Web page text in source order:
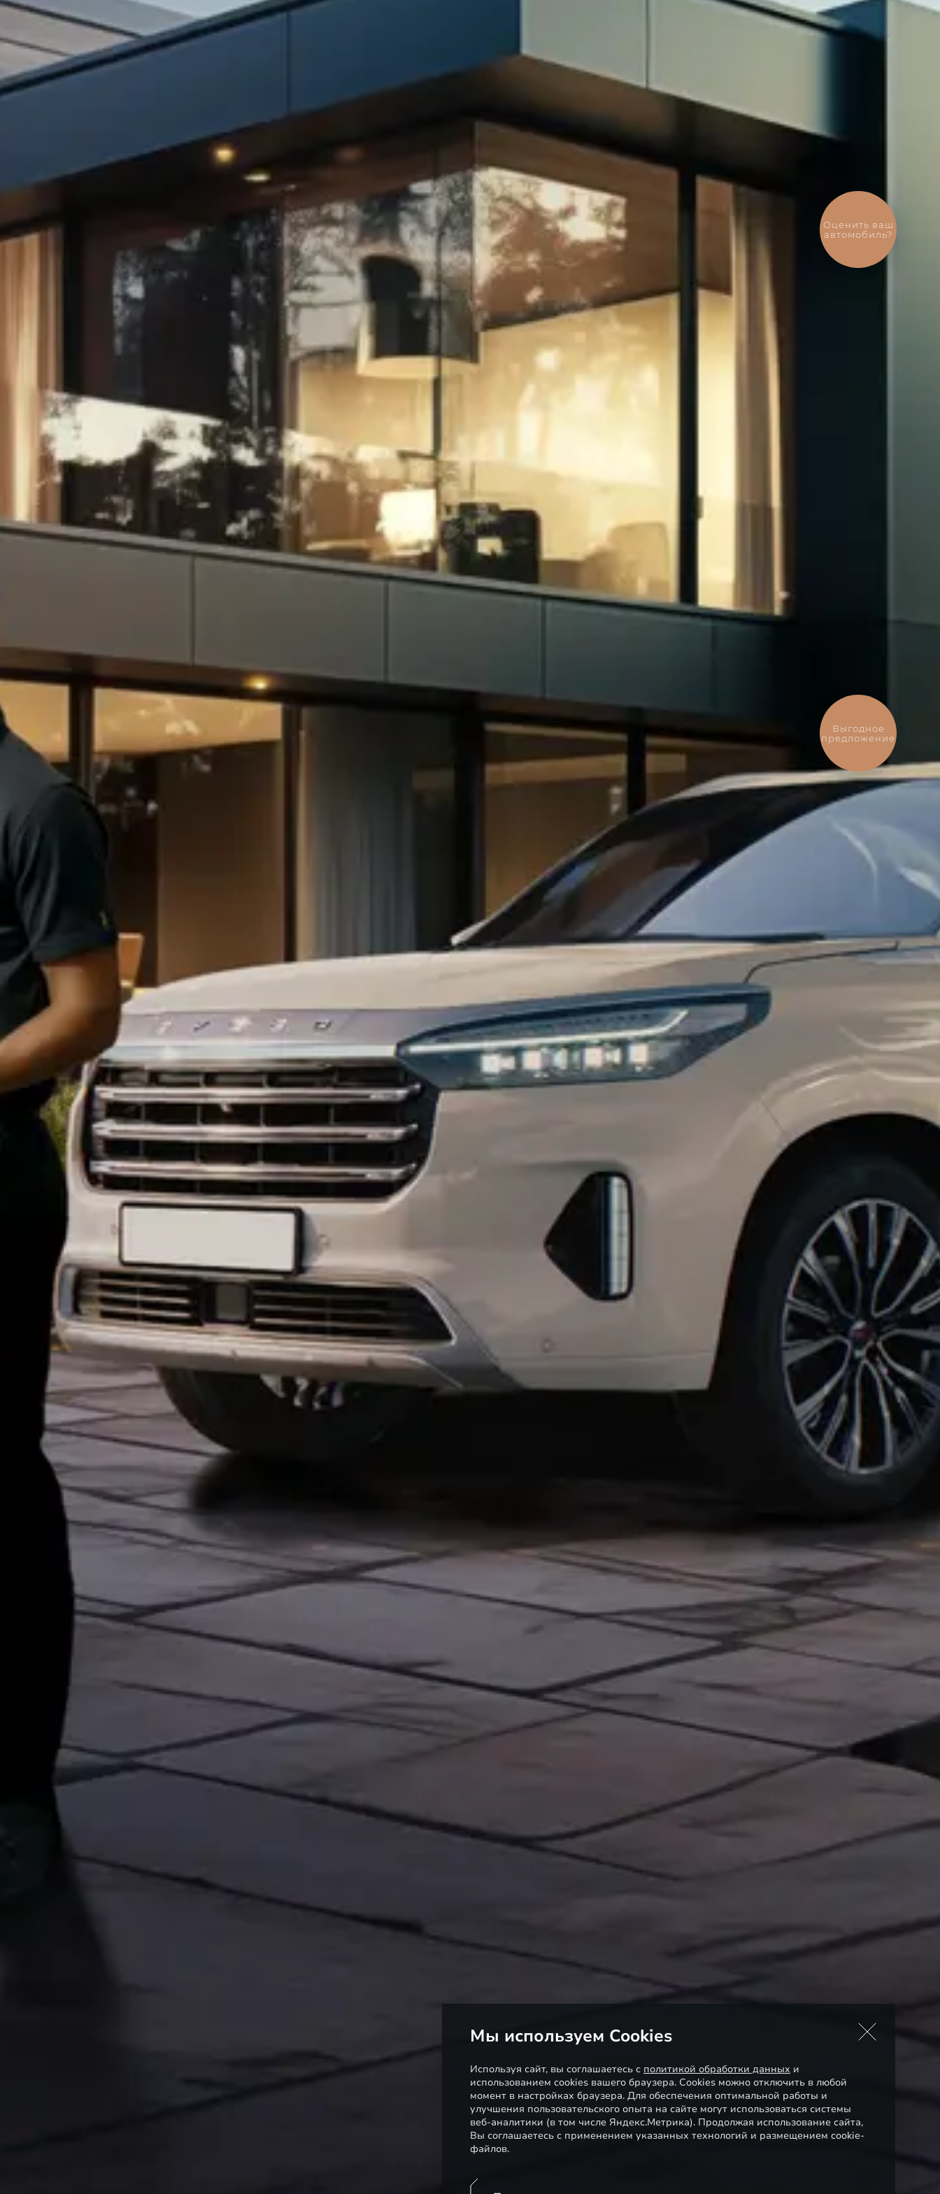
Мы используем Cookies
Используя сайт, вы соглашаетесь с политикой обработки данных и
использованием cookies вашего браузера. Cookies можно отключить в любой
момент в настройках браузера. Для обеспечения оптимальной работы и
улучшения пользовательского опыта на сайте могут использоваться системы
веб-аналитики (в том числе Яндекс.Метрика). Продолжая использование сайта,
Вы соглашаетесь с применением указанных технологий и размещением cookie-
файлов.
обмен
автомобиля
Выгодное
предложение